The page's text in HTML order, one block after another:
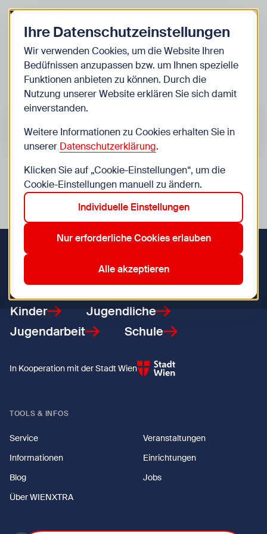
Zurück zur Startseite Zum
Kinder
Veranstaltungen
Suche im Bereich “Kinder”
Suchen
Veranstaltungen in Wien im Bereich “Kinder”
Aktive Filter: 19. Döbling 4. Wieden
Zurücksetzen
Zurück zur Startseite
Kinder
Jugendliche
Jugendarbeit
Schule
In Kooperation mit der Stadt Wien
TOOLS & INFOS
Service
Veranstaltungen
Informationen
Einrichtungen
Blog
Jobs
Über WIENXTRA
Ihre Datenschutzeinstellungen
Wir verwenden Cookies, um die Website Ihren
Bedüfnissen anzupassen bzw. um Ihnen spezielle
Funktionen anbieten zu können. Durch die
Nutzung unserer Website erklären Sie sich damit
einverstanden.
Weitere Informationen zu Cookies erhalten Sie in
unserer Datenschutzerklärung.
Klicken Sie auf „Cookie-Einstellungen“, um die
Cookie-Einstellungen manuell zu ändern.
Individuelle Einstellungen
Nur erforderliche Cookies erlauben
Alle akzeptieren